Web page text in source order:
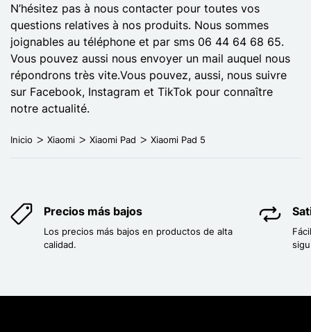
N’hésitez pas à nous contacter pour toutes vos
questions relatives à nos produits. Nous sommes
joignables au téléphone et par sms 06 44 64 68 65.
Vous pouvez aussi nous envoyer un mail auquel nous
répondrons très vite.Vous pouvez, aussi, nous suivre
sur Facebook, Instagram et TikTok pour connaître
notre actualité.
Inicio Xiaomi Xiaomi Pad Xiaomi Pad 5
Precios más bajos
Los precios más bajos en productos de alta
calidad.